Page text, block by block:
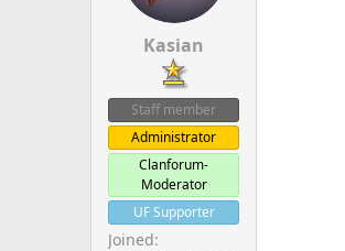
Kasian
Staff member
Administrator
Clanforum-
Moderator
UF Supporter
Joined